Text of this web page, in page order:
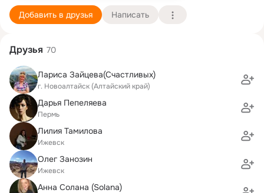
Добавить в друзья Написать
Друзья 70
Лариса Зайцева(Счастливых)
г. Новоалтайск (Алтайский край)
Дарья Пепеляева
Пермь
Лилия Тамилова
Ижевск
Олег Занозин
Ижевск
Анна Солана (Solana)